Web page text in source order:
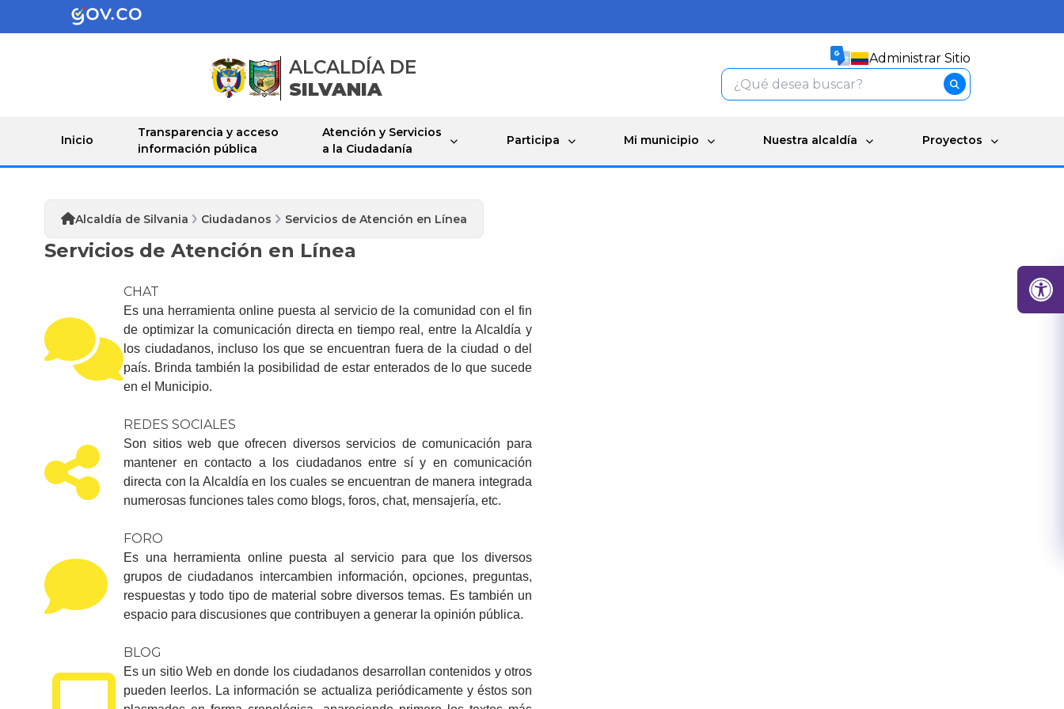
ALCALDÍA DE
SILVANIA
Administrar Sitio
Inicio
Transparencia y acceso
información pública
Atención y Servicios
a la Ciudadanía
Participa Mi municipio Nuestra alcaldía Proyectos
Alcaldía de Silvania Ciudadanos Servicios de Atención en Línea
Servicios de Atención en Línea
CHAT
Es una herramienta online puesta al servicio de la comunidad con el fin
de optimizar la comunicación directa en tiempo real, entre la Alcaldía y
los ciudadanos, incluso los que se encuentran fuera de la ciudad o del
país. Brinda también la posibilidad de estar enterados de lo que sucede
en el Municipio.
REDES SOCIALES
Son sitios web que ofrecen diversos servicios de comunicación para
mantener en contacto a los ciudadanos entre sí y en comunicación
directa con la Alcaldía en los cuales se encuentran de manera integrada
numerosas funciones tales como blogs, foros, chat, mensajería, etc.
FOR​O
Es una herramienta online puesta al servicio para que los diversos
grupos de ciudadanos intercambien información, opciones, preguntas,
respuestas y todo tipo de material sobre diversos temas. Es también un
espacio para discusiones que contribuyen a generar la opinión pública.
BLOG
Es un sitio Web en donde los ciudadanos desarrollan contenidos y otros
pueden leerlos. La información se actualiza periódicamente y éstos son